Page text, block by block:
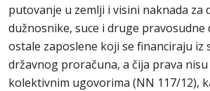
putovanje u zemlji i visini naknada za
dužnosnike, suce i druge pravosudne
ostale zaposlene koji se financiraju iz
državnog proračuna, a čija prava
kolektivnim ugovorima (NN 117/12),